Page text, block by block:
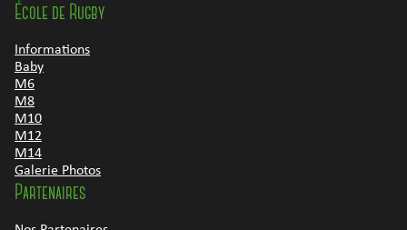
École de Rugby
Informations
Baby
M6
M8
M10
M12
M14
Galerie Photos
Partenaires